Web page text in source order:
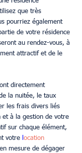
que très
pourriez également
de votre résidence
au rendez-vous, à
attractif et de le
directement
la nuitée, le taux
les frais divers liés
et à la gestion de votre
sur chaque élément,
votre ocation
mesure de dégager